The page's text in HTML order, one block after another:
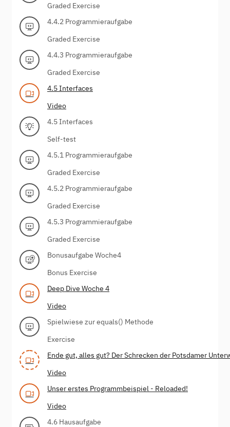
Graded Exercise
4.4.2 Programmieraufgabe
Graded Exercise
4.4.3 Programmieraufgabe
Graded Exercise
4.5 Interfaces
Video
4.5 Interfaces
Self-test
4.5.1 Programmieraufgabe
Graded Exercise
4.5.2 Programmieraufgabe
Graded Exercise
4.5.3 Programmieraufgabe
Graded Exercise
Bonusaufgabe Woche4
Bonus Exercise
Deep Dive Woche 4
Video
Spielwiese zur equals() Methode
Exercise
Ende gut, alles gut? Der Schrecken der Potsdamer
Video
Unser erstes Programmbeispiel - Reloaded!
Video
4.6 Hausaufgabe